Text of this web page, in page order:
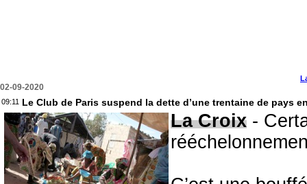
02-09-2020
09:11 Le Club de Paris suspend la dette d’une trentaine de pays
La Croix -